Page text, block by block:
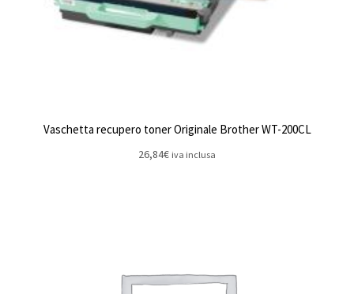
Vaschetta recupero toner Originale Brother WT-200CL
26,84€ iva inclusa